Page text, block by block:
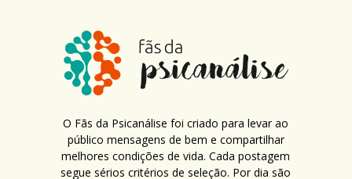
O Fãs da Psicanálise foi criado para levar ao
público mensagens de bem e compartilhar
melhores condições de vida. Cada postagem
segue sérios critérios de seleção. Por dia são